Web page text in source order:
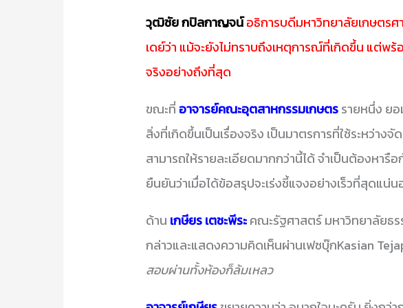
วุฒิชัย กปิลกาญจน์อธิการบดีมหาวิทยาลัยเกษตร
เดย์ว่า แม้จะยังไม่ทราบถึงเหตุการณ์ที่เกิดขึ้น แต่พร้
จริงอย่างถึงที่สุด
ขณะที่ อาจารย์คณะอุตสาหกรรมเกษตรรายหนึ่ง ย
สิ่งที่เกิดขึ้นเป็นเรื่องจริง เป็นมาตรการที่ใช้ระหว่าง
สามารถให้รายละเอียดมากกว่านี้ได้ จำเป็นต้องหารื
ยืนยันว่าเมื่อได้ข้อสรุปจะเร่งชี้แจงอย่างเร็วที่สุดแน่น
ด้าน เกษียร เตชะพีระคณะรัฐศาสตร์ มหาวิทยาลัยธ
กล่าวและแสดงความคิดเห็นผ่านเฟซบุ๊กKasian
สอบผ่านทั้งห้องก็ล้มเหลว